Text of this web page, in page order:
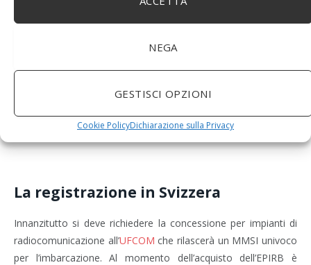
NEGA
GESTISCI OPZIONI
Cookie PolicyDichiarazione sulla Privacy
La registrazione in Svizzera
Innanzitutto si deve richiedere la concessione per impianti di
radiocomunicazione all’UFCOM che rilascerà un MMSI univoco
per l’imbarcazione. Al momento dell’acquisto dell’EPIRB è